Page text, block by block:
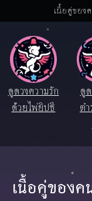
เนื้อคู่ของ
ดูดวงความรัก
ด้วยไพ่ยิปซี
ดู
ต
เนื้อคู่ของ